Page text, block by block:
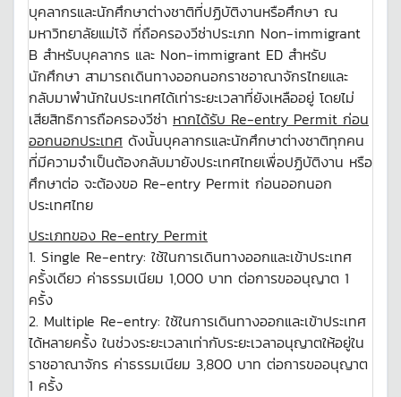
บุคลากรและนักศึกษาต่างชาติที่ปฏิบัติงานหรือศึกษา ณ
มหาวิทยาลัยแม่โจ้ ที่ถือครองวีซ่าประเภท Non-immigrant
B สำหรับบุคลากร และ Non-immigrant ED สำหรับ
นักศึกษา สามารถเดินทางออกนอกราชอาณาจักรไทยและ
กลับมาพำนักในประเทศได้เท่าระยะเวลาที่ยังเหลืออยู่ โดยไม่
เสียสิทธิการถือครองวีซ่า หากได้รับ Re-entry Permit ก่อน
ออกนอกประเทศ ดังนั้นบุคลากรและนักศึกษาต่างชาติทุกคน
ที่มีความจำเป็นต้องกลับมายังประเทศไทยเพื่อปฏิบัติงาน หรือ
ศึกษาต่อ จะต้องขอ Re-entry Permit ก่อนออกนอก
ประเทศไทย
ประเภทของ Re-entry Permit
1. Single Re-entry: ใช้ในการเดินทางออกและเข้าประเทศ
ครั้งเดียว ค่าธรรมเนียม 1,000 บาท ต่อการขออนุญาต 1
ครั้ง
2. Multiple Re-entry: ใช้ในการเดินทางออกและเข้าประเทศ
ได้หลายครั้ง ในช่วงระยะเวลาเท่ากับระยะเวลาอนุญาตให้อยู่ใน
ราชอาณาจักร ค่าธรรมเนียม 3,800 บาท ต่อการขออนุญาต
1 ครั้ง